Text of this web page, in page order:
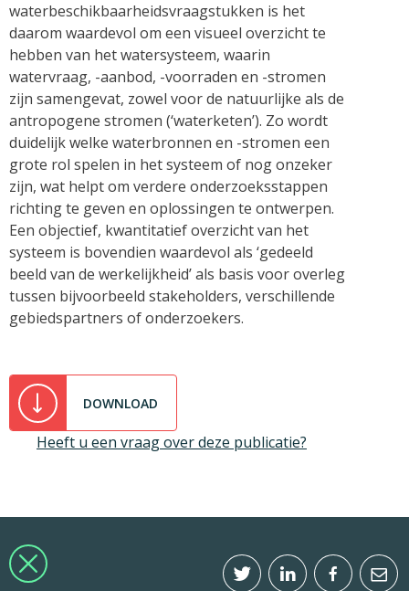
waterbeschikbaarheidsvraagstukken is het
daarom waardevol om een visueel overzicht te
hebben van het watersysteem, waarin
watervraag, -aanbod, -voorraden en -stromen
zijn samengevat, zowel voor de natuurlijke als de
antropogene stromen (‘waterketen’). Zo wordt
duidelijk welke waterbronnen en -stromen een
grote rol spelen in het systeem of nog onzeker
zijn, wat helpt om verdere onderzoeksstappen
richting te geven en oplossingen te ontwerpen.
Een objectief, kwantitatief overzicht van het
systeem is bovendien waardevol als ‘gedeeld
beeld van de werkelijkheid’ als basis voor overleg
tussen bijvoorbeeld stakeholders, verschillende
gebiedspartners of onderzoekers.
DOWNLOAD
Heeft u een vraag over deze publicatie?